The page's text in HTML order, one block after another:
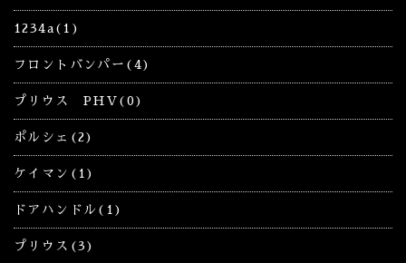
1234a(1)
フロントバンパー(4)
プリウス PHV(0)
ポルシェ(2)
ケイマン(1)
ドアハンドル(1)
プリウス(3)